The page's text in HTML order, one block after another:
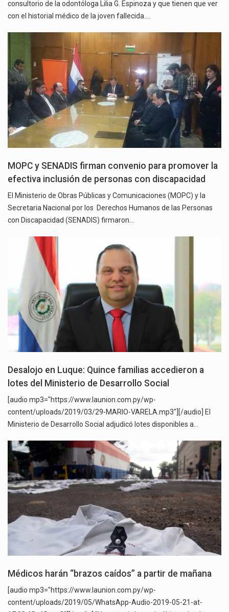
consultorio de la odontóloga Lilia G. Espinoza y que tienen que ver
con el historial médico de la joven fallecida.…
MOPC y SENADIS firman convenio para promover la
efectiva inclusión de personas con discapacidad
El Ministerio de Obras Públicas y Comunicaciones (MOPC) y la
Secretaria Nacional por los Derechos Humanos de las Personas
con Discapacidad (SENADIS) firmaron…
Desalojo en Luque: Quince familias accedieron a
lotes del Ministerio de Desarrollo Social
[audio mp3="https://www.launion.com.py/wp-
content/uploads/2019/03/29-MARIO-VARELA.mp3"][/audio] El
Ministerio de Desarrollo Social adjudicó lotes disponibles a…
Médicos harán “brazos caídos” a partir de mañana
[audio mp3="https://www.launion.com.py/wp-
content/uploads/2019/05/WhatsApp-Audio-2019-05-21-at-